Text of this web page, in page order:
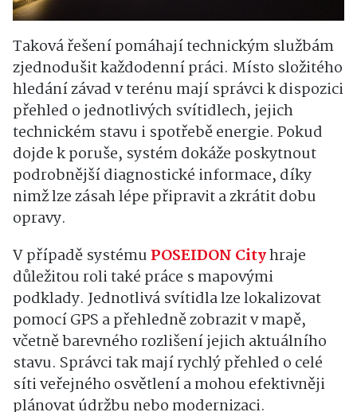
Taková řešení pomáhají technickým službám
zjednodušit každodenní práci. Místo složitého
hledání závad v terénu mají správci k dispozici
přehled o jednotlivých svítidlech, jejich
technickém stavu i spotřebě energie. Pokud
dojde k poruše, systém dokáže poskytnout
podrobnější diagnostické informace, díky
nimž lze zásah lépe připravit a zkrátit dobu
opravy.
V případě systému POSEIDON Cityhraje
důležitou roli také práce s mapovými
podklady. Jednotlivá svítidla lze lokalizovat
pomocí GPS a přehledně zobrazit v mapě,
včetně barevného rozlišení jejich aktuálního
stavu. Správci tak mají rychlý přehled o celé
síti veřejného osvětlení a mohou efektivněji
plánovat údržbu nebo modernizaci.